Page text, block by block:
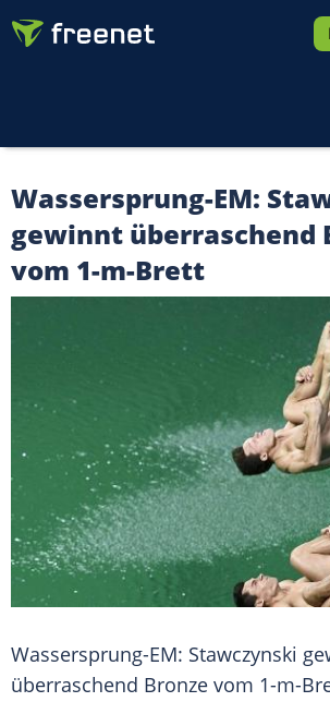
Wassersprung-EM:
gewinnt überraschend
vom 1-m-Brett
Wassersprung-EM: Stawczynski
überraschend Bronze vom 1-m-